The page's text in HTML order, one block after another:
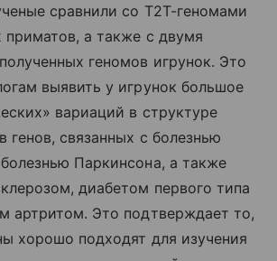
сравнили со T2T-геномами
приматов, а также с двумя
геномов игрунок. Это
выявить у игрунок большое
вариаций в структуре
генов, связанных с болезнью
Паркинсона, а также
диабетом первого типа
артритом. Это подтверждает то,
хорошо подходят для изучения